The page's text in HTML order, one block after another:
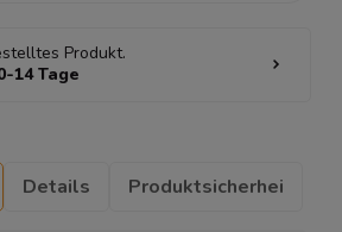
Produkt.
14 Tage
Details Produktsicherhei